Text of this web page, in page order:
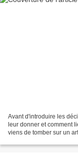
Avant d'introduire les
leur donner et comment
viens de tomber sur un